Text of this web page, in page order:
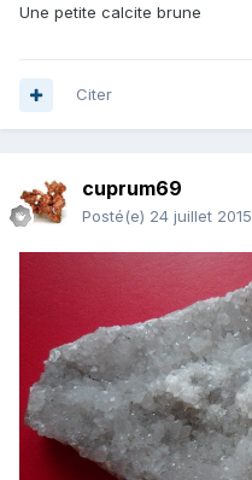
Une petite calcite brune
Citer
cuprum69
Posté(e) 24 juillet 2015